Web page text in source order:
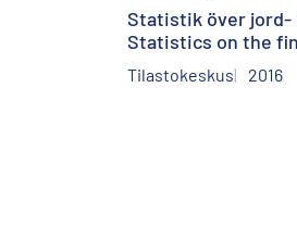
Statistik över jord-
Statistics on the
Tilastokeskus 2016